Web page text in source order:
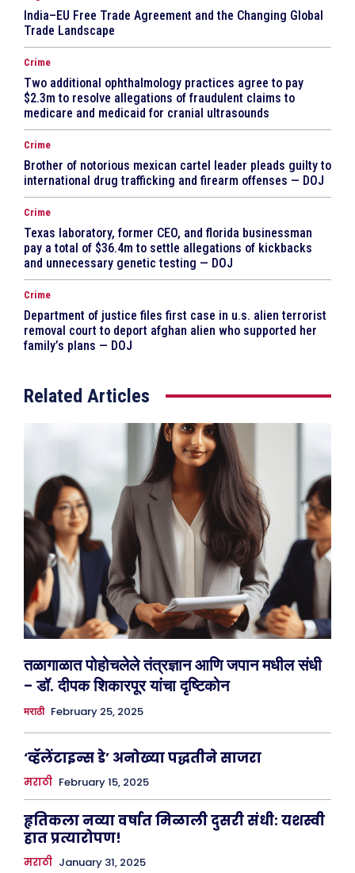
India–EU Free Trade Agreement and the Changing Global
Trade Landscape
Crime
Two additional ophthalmology practices agree to pay
$2.3m to resolve allegations of fraudulent claims to
medicare and medicaid for cranial ultrasounds
Crime
Brother of notorious mexican cartel leader pleads guilty to
international drug trafficking and firearm offenses — DOJ
Crime
Texas laboratory, former CEO, and florida businessman
pay a total of $36.4m to settle allegations of kickbacks
and unnecessary genetic testing — DOJ
Crime
Department of justice files first case in u.s. alien terrorist
removal court to deport afghan alien who supported her
family’s plans — DOJ
Related Articles
तळागाळात पोहोचलेले तंत्रज्ञान आणि जपान मधील संधी
– डॉ. दीपक शिकारपूर यांचा दृष्टिकोन
मराठी February 25, 2025
‘व्हॅलेंटाइन्स डे’ अनोख्या पद्धतीने साजरा
मराठी February 15, 2025
हृतिकला नव्या वर्षात मिळाली दुसरी संधी: यशस्वी
हात प्रत्यारोपण!
मराठी January 31, 2025